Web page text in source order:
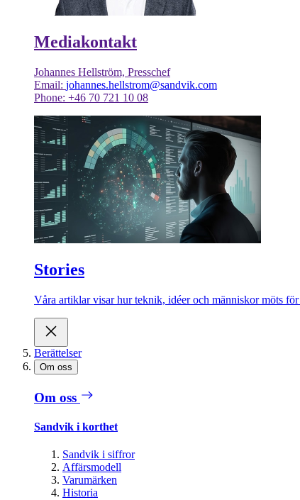
Mediakontakt
Johannes Hellström, Presschef
Email: johannes.hellstrom@sandvik.com
Phone: +46 70 721 10 08
Stories
Våra artiklar visar hur teknik, idéer och människor möts
Berättelser
Om oss
Om oss
Sandvik i korthet
Sandvik i siffror
Affärsmodell
Varumärken
Historia